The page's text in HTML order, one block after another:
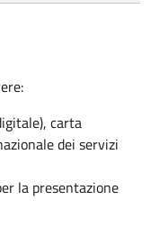
carta
dei servizi
la presentazione